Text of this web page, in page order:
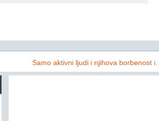
Samo aktivni ljudi i njihova borbenost i…